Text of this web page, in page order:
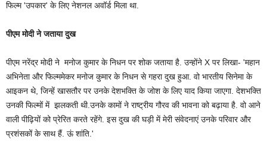
फिल्म 'उपकार' के लिए नेशनल अवॉर्ड मिला था.
पीएम मोदी ने जताया दुख
पीएम नरेंद्र मोदी ने मनोज कुमार के निधन पर शोक जताया है. उन्होंने X पर लिखा- 'महान
अभिनेता और फिल्ममेकर मनोज कुमार के निधन से गहरा दुख हुआ. वो भारतीय सिनेमा के
आइकन थे, जिन्हें खासतौर पर उनके देशभक्ति के जोश के लिए याद किया जाएगा. देशभक्ति
उनकी फिल्मों में झलकती थी.उनके कामों ने राष्ट्रीय गौरव की भावना को बढ़ाया है. वो आने
वाली पीढ़ियों को प्रेरित करते रहेंगे. इस दुख की घड़ी में मेरी संवेदनाएं उनके परिवार और
प्रशंसकों के साथ हैं. ऊं शांति.'